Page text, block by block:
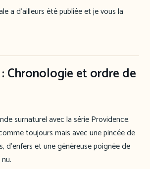
a d’ailleurs été publiée et je vous la
Chronologie et ordre de
surnaturel avec la série Providence.
toujours mais avec une pincée de
d’enfers et une généreuse poignée de